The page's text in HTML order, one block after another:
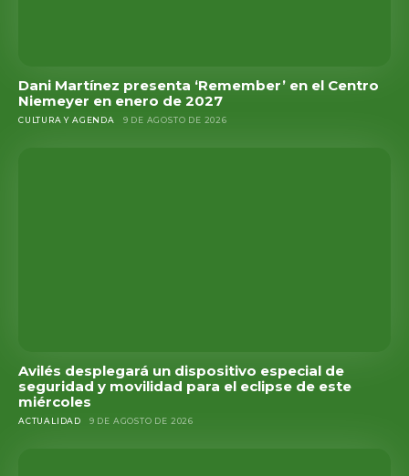
Dani Martínez presenta ‘Remember’ en el Centro
Niemeyer en enero de 2027
CULTURA Y AGENDA 9 DE AGOSTO DE 2026
Avilés desplegará un dispositivo especial de
seguridad y movilidad para el eclipse de este
miércoles
ACTUALIDAD 9 DE AGOSTO DE 2026